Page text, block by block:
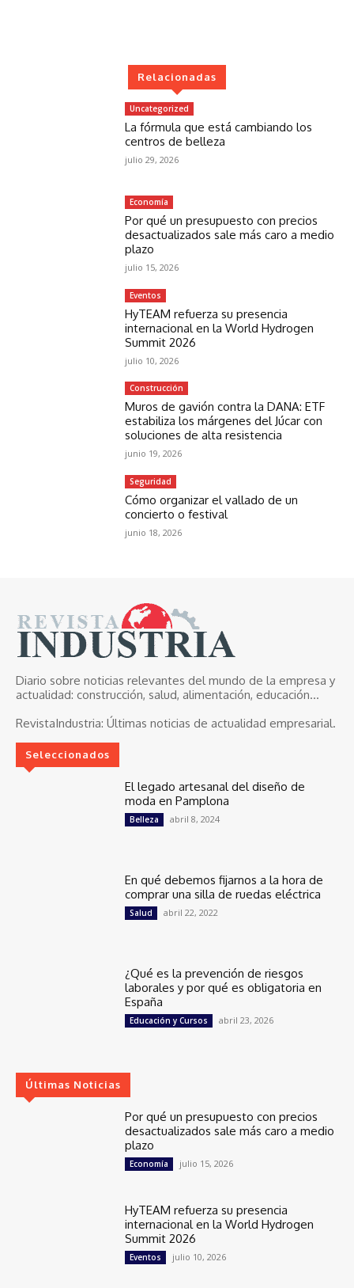
Relacionadas
Uncategorized
La fórmula que está cambiando los
centros de belleza
julio 29, 2026
Economía
Por qué un presupuesto con precios
desactualizados sale más caro a medio
plazo
julio 15, 2026
Eventos
HyTEAM refuerza su presencia
internacional en la World Hydrogen
Summit 2026
julio 10, 2026
Construcción
Muros de gavión contra la DANA: ETF
estabiliza los márgenes del Júcar con
soluciones de alta resistencia
junio 19, 2026
Seguridad
Cómo organizar el vallado de un
concierto o festival
junio 18, 2026
Diario sobre noticias relevantes del mundo de la empresa y
actualidad: construcción, salud, alimentación, educación...
RevistaIndustria: Últimas noticias de actualidad empresarial.
Seleccionados
El legado artesanal del diseño de
moda en Pamplona
Belleza abril 8, 2024
En qué debemos fijarnos a la hora de
comprar una silla de ruedas eléctrica
Salud abril 22, 2022
¿Qué es la prevención de riesgos
laborales y por qué es obligatoria en
España
Educación y Cursos abril 23, 2026
Últimas Noticias
Por qué un presupuesto con precios
desactualizados sale más caro a medio
plazo
Economía julio 15, 2026
HyTEAM refuerza su presencia
internacional en la World Hydrogen
Summit 2026
Eventos julio 10, 2026